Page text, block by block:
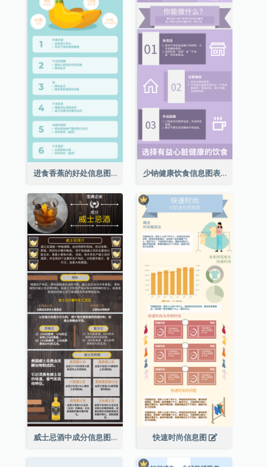
进食香蕉的好处信息图表 少钠健康饮食信息图表
威士忌酒中成分信息图表 快速时尚信息图